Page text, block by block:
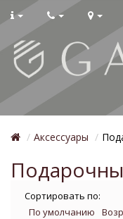
Аксессуары
Сортировать по:
По умолчанию